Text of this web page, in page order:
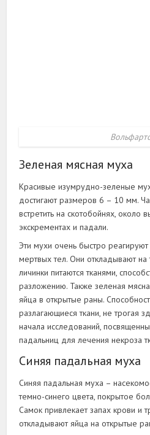
Зеленая мясная муха
Красивые изумрудно-зеленые
достигают размеров 6 – 10 мм.
встретить на скотобойнях, около
экскрементах и падали.
Эти мухи очень быстро
мертвых тел. Они откладывают
личинки питаются тканями,
разложению. Также зеленая
яйца в открытые раны.
разлагающиеся ткани, не трогая
начала исследований,
падальниц для лечения некроза
Синяя падальная муха
Синяя падальная муха –
темно-синего цвета, покрытое
Самок привлекает запах крови и
откладывают яйца на открытые